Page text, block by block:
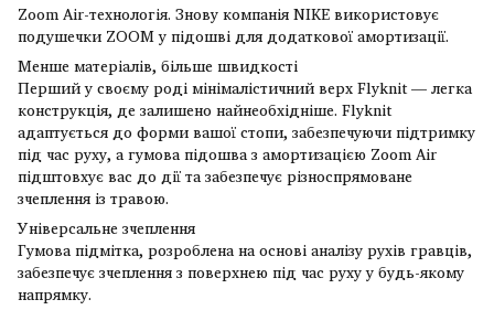
Zoom Air-технологія. Знову компанія NIKE використовує
подушечки ZOOM у підошві для додаткової амортизації.
Менше матеріалів, більше швидкості
Перший у своєму роді мінімалістичний верх Flyknit — легка
конструкція, де залишено найнеобхідніше. Flyknit
адаптується до форми вашої стопи, забезпечуючи підтримку
під час руху, а гумова підошва з амортизацією Zoom Air
підштовхує вас до дії та забезпечує різноспрямоване
зчеплення із травою.
Універсальне зчеплення
Гумова підмітка, розроблена на основі аналізу рухів гравців,
забезпечує зчеплення з поверхнею під час руху у будь-якому
напрямку.